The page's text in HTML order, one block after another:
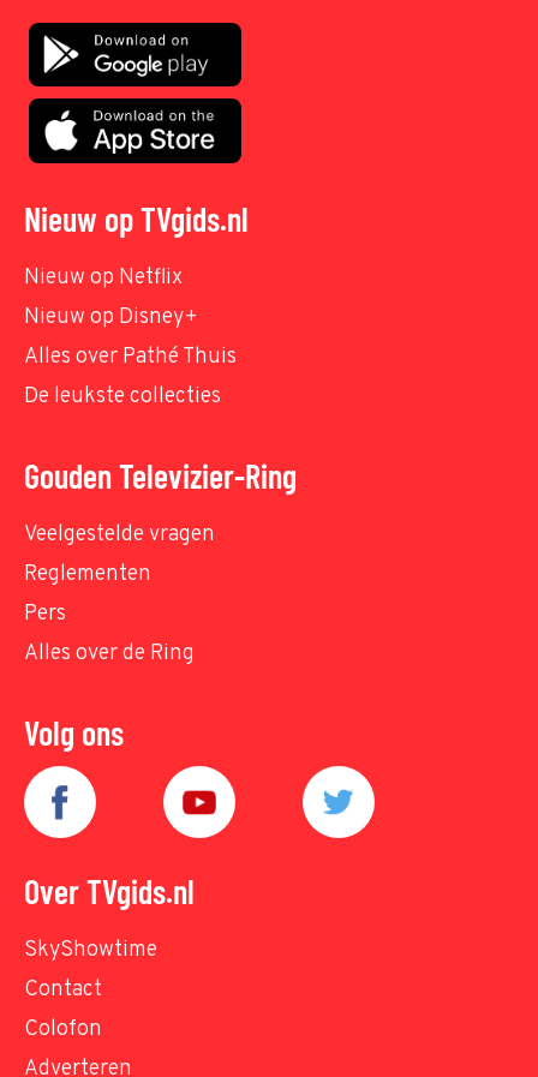
Nieuw op TVgids.nl
Nieuw op Netflix
Nieuw op Disney+
Alles over Pathé Thuis
De leukste collecties
Gouden Televizier-Ring
Veelgestelde vragen
Reglementen
Pers
Alles over de Ring
Volg ons
Over TVgids.nl
SkyShowtime
Contact
Colofon
Adverteren